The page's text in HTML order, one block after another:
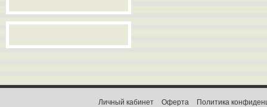
Личный кабинет Оферта Политика